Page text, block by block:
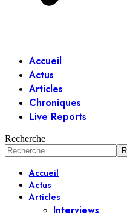
Accueil
Actus
Articles
Chroniques
Live Reports
Recherche
Accueil
Actus
Articles
Interviews